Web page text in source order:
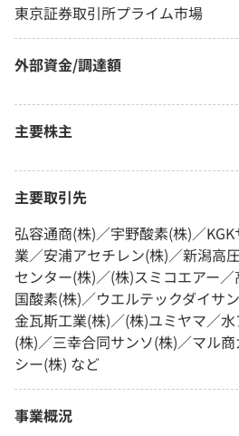
東京証券取引所プライム市場
外部資金/調達額
主要株主
主要取引先
弘容通商(株)／宇野酸素(株)／
業／安浦アセチレン(株)／新潟高
センター(株)／(株)スミコエアー
国酸素(株)／ウエルテックダイサ
金瓦斯工業(株)／(株)ユミヤマ／
(株)／三幸合同サンソ(株)／マル
シー(株) など
事業概況